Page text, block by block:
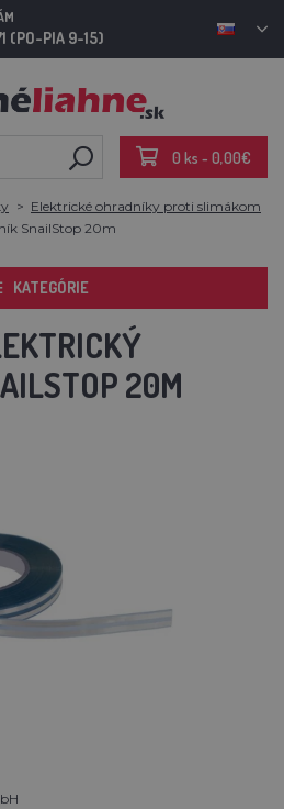
(PO-PIA 9-15)
0 ks - 0,00€
Elektrické ohradníky proti slimákom
SnailStop 20m
KATEGÓRIE
20M